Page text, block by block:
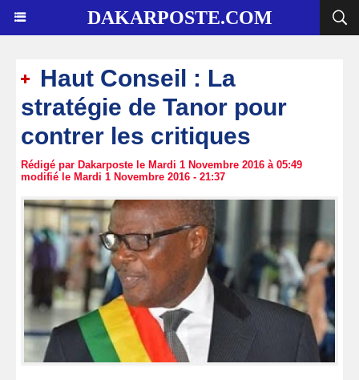
DAKARPOSTE.COM
Haut Conseil : La
stratégie de Tanor pour
contrer les critiques
Rédigé par Dakarposte le Mardi 1 Novembre 2016 à 05:49
modifié le Mardi 1 Novembre 2016 - 21:37